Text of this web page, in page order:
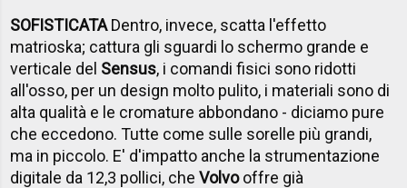
SOFISTICATADentro, invece, scatta l'effetto
matrioska; cattura gli sguardi lo schermo grande e
verticale del Sensus, i comandi fisici sono ridotti
all'osso, per un design molto pulito, i materiali sono di
alta qualità e le cromature abbondano - diciamo pure
che eccedono. Tutte come sulle sorelle più grandi,
ma in piccolo. E' d'impatto anche la strumentazione
digitale da 12,3 pollici, cheVolvooffre già